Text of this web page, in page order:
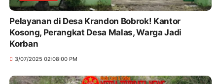
Pelayanan di Desa Krandon Bobrok! Kantor
Kosong, Perangkat Desa Malas, Warga Jadi
Korban
3/07/2025 02:08:00 PM